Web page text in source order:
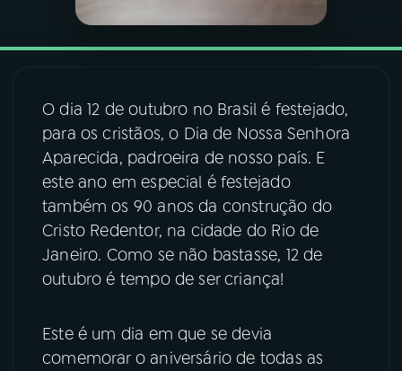
ACOMPANHE A RÁDIO NACIONAL
Instagram X
O dia 12 de outubro no Brasil é festejado,
para os cristãos, o Dia de Nossa Senhora
Aparecida, padroeira de nosso país. E
este ano em especial é festejado
também os 90 anos da construção do
Cristo Redentor, na cidade do Rio de
Janeiro. Como se não bastasse, 12 de
outubro é tempo de ser criança!
Este é um dia em que se devia
comemorar o aniversário de todas as